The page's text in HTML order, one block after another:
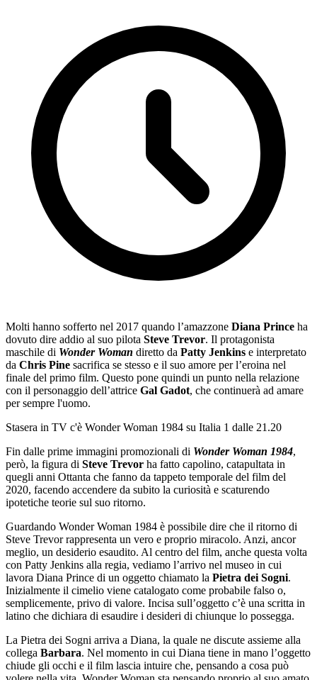
Molti hanno sofferto nel 2017 quando l’amazzone Diana Prince ha
dovuto dire addio al suo pilota Steve Trevor. Il protagonista
maschile di Wonder Woman diretto da Patty Jenkins e interpretato
da Chris Pine sacrifica se stesso e il suo amore per l’eroina nel
finale del primo film. Questo pone quindi un punto nella relazione
con il personaggio dell’attrice Gal Gadot, che continuerà ad amare
per sempre l'uomo.
Stasera in TV c'è Wonder Woman 1984 su Italia 1 dalle 21.20
Fin dalle prime immagini promozionali di Wonder Woman 1984,
però, la figura di Steve Trevor ha fatto capolino, catapultata in
quegli anni Ottanta che fanno da tappeto temporale del film del
2020, facendo accendere da subito la curiosità e scaturendo
ipotetiche teorie sul suo ritorno.
Guardando Wonder Woman 1984 è possibile dire che il ritorno di
Steve Trevor rappresenta un vero e proprio miracolo. Anzi, ancor
meglio, un desiderio esaudito. Al centro del film, anche questa volta
con Patty Jenkins alla regia, vediamo l’arrivo nel museo in cui
lavora Diana Prince di un oggetto chiamato la Pietra dei Sogni.
Inizialmente il cimelio viene catalogato come probabile falso o,
semplicemente, privo di valore. Incisa sull’oggetto c’è una scritta in
latino che dichiara di esaudire i desideri di chiunque lo possegga.
La Pietra dei Sogni arriva a Diana, la quale ne discute assieme alla
collega Barbara. Nel momento in cui Diana tiene in mano l’oggetto
chiude gli occhi e il film lascia intuire che, pensando a cosa può